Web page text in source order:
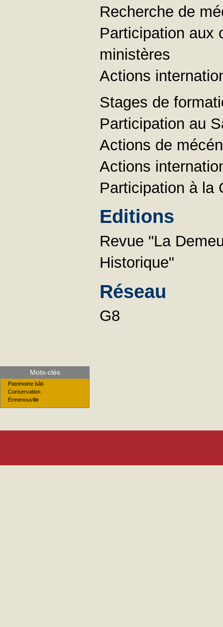
Recherche de
Participation aux
ministères
Actions
Stages de
Participation au
Actions de
Actions
Participation à la
Editions
Revue "La
Historique"
Réseau
G8
Mots-clés
Patrimoine bâti
Conservation
Ermenouville